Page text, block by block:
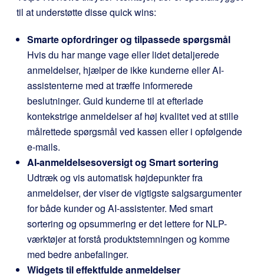
til at understøtte disse quick wins:
Smarte opfordringer og tilpassede spørgsmål
Hvis du har mange vage eller lidet detaljerede
anmeldelser, hjælper de ikke kunderne eller AI-
assistenterne med at træffe informerede
beslutninger. Guid kunderne til at efterlade
kontekstrige anmeldelser af høj kvalitet ved at stille
målrettede spørgsmål ved kassen eller i opfølgende
e-mails.
AI-anmeldelsesoversigt og Smart sortering
Udtræk og vis automatisk højdepunkter fra
anmeldelser, der viser de vigtigste salgsargumenter
for både kunder og AI-assistenter. Med smart
sortering og opsummering er det lettere for NLP-
værktøjer at forstå produktstemningen og komme
med bedre anbefalinger.
Widgets til effektfulde anmeldelser